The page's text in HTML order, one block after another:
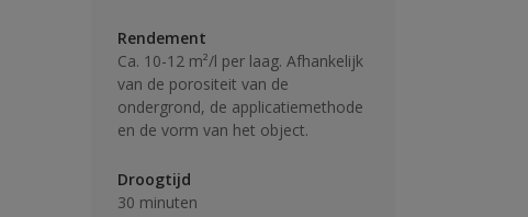
Rendement
Ca. 10-12 m²/l per laag. Afhankelijk
van de porositeit van de
ondergrond, de applicatiemethode
en de vorm van het object.
Droogtijd
30 minuten